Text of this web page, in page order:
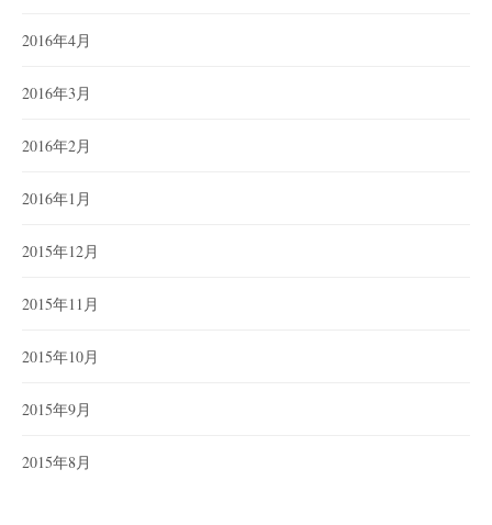
2016年4月
2016年3月
2016年2月
2016年1月
2015年12月
2015年11月
2015年10月
2015年9月
2015年8月